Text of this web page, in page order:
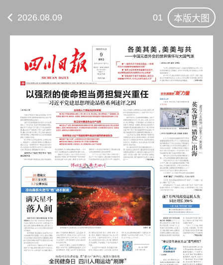
2026.08.09 01 本版大图